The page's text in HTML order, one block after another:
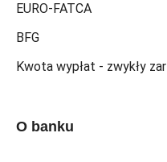
EURO-FATCA
BFG
Kwota wypłat - zwykły
O banku